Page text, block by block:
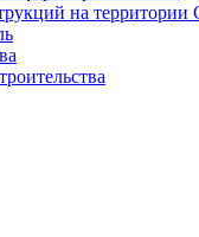
на территории